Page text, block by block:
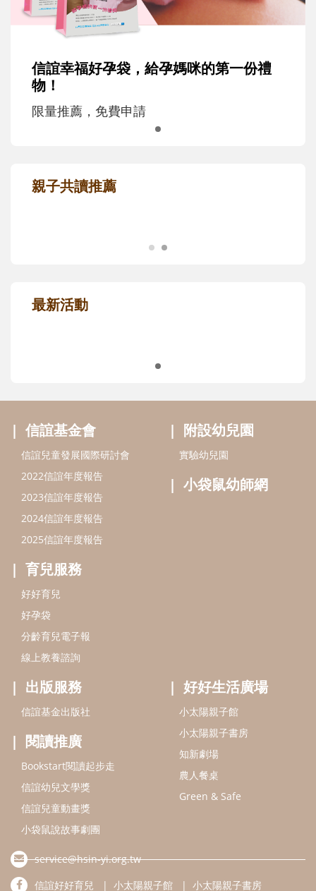
信誼幸福好孕袋，給孕媽咪的第一份禮
物！
限量推薦，免費申請
親子共讀推薦
最新活動
信誼基金會
信誼兒童發展國際研討會
2022信誼年度報告
2023信誼年度報告
2024信誼年度報告
2025信誼年度報告
育兒服務
好好育兒
好孕袋
分齡育兒電子報
線上教養諮詢
附設幼兒園
實驗幼兒園
小袋鼠幼師網
出版服務
信誼基金出版社
閱讀推廣
Bookstart閱讀起步走
信誼幼兒文學獎
信誼兒童動畫獎
小袋鼠說故事劇團
好好生活廣場
小太陽親子館
小太陽親子書房
知新劇場
農人餐桌
Green & Safe
service@hsin-yi.org.tw
信誼好好育兒
小太陽親子館 小太陽親子書房